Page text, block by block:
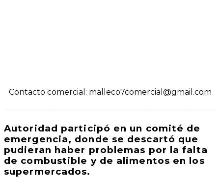
Contacto comercial: malleco7comercial@gmail.com
Autoridad participó en un comité de
emergencia, donde se descartó que
pudieran haber problemas por la falta
de combustible y de alimentos en los
supermercados.